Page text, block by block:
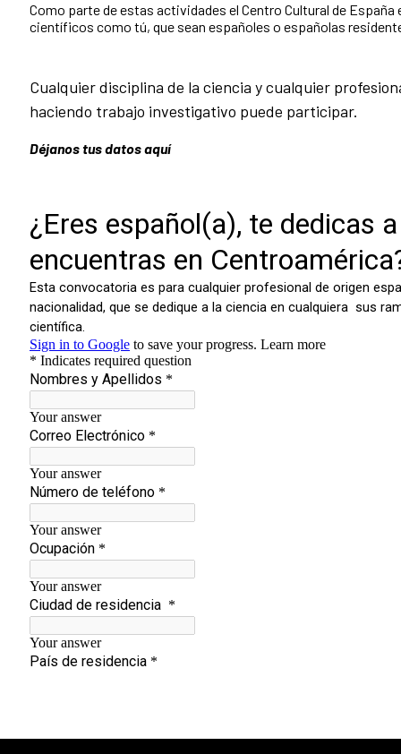
Como parte de estas actividades el Centro Cultural de
científicos como tú, que sean españoles o españolas
Cualquier disciplina de la ciencia y cualquier
haciendo trabajo investigativo puede participar.
Déjanos tus datos aquí